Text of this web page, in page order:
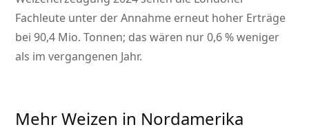
Fachleute unter der Annahme erneut hoher Erträge
bei 90,4 Mio. Tonnen; das wären nur 0,6 % weniger
als im vergangenen Jahr.
Mehr Weizen in Nordamerika